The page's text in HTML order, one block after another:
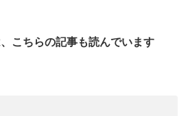
こちらの記事も読んでいます